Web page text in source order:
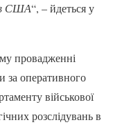
США“, – йдеться у
провадженні
за оперативного
військової
розслідувань в